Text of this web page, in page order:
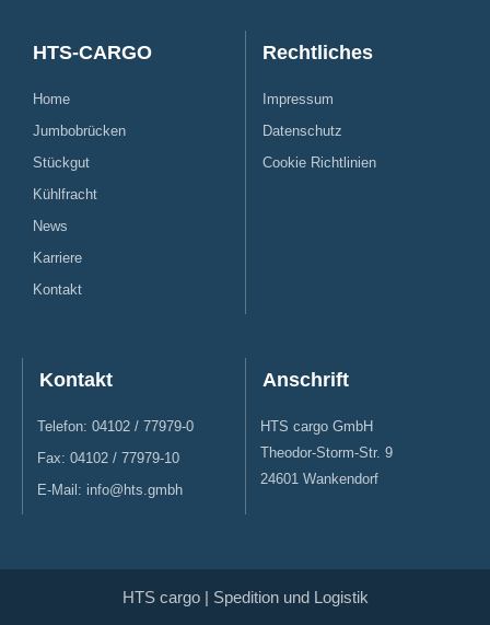
HTS-CARGO
Home
Jumbobrücken
Stückgut
Kühlfracht
News
Karriere
Kontakt
Rechtliches
Impressum
Datenschutz
Cookie Richtlinien
Kontakt
Telefon: 04102 / 77979-0
Fax: 04102 / 77979-10
E-Mail: info@hts.gmbh
Anschrift
HTS cargo GmbH
Theodor-Storm-Str. 9
24601 Wankendorf
HTS cargo | Spedition und Logistik